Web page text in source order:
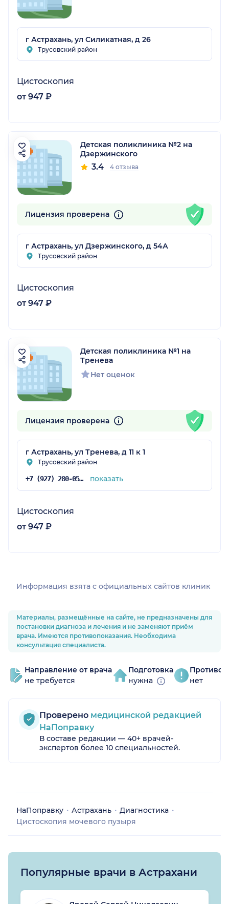
г Астрахань, ул Силикатная, д 26
Трусовский район
Цистоскопия
от 947 ₽
Детская поликлиника №2 на
Дзержинского
3.4 4 отзыва
Лицензия проверена
г Астрахань, ул Дзержинского, д 54А
Трусовский район
Цистоскопия
от 947 ₽
Детская поликлиника №1 на
Тренева
Нет оценок
Лицензия проверена
г Астрахань, ул Тренева, д 11 к 1
Трусовский район
+7 (927) 280-05-30 показать
Цистоскопия
от 947 ₽
Информация взята c официальных сайтов клиник
Материалы, размещённые на сайте, не предназначены для
постановки диагноза и лечения и не заменяют приём
врача. Имеются противопоказания. Необходима
консультация специалиста.
Направление от врача
не требуется
Подготовка
нужна
нет
Проверено медицинской редакцией
НаПоправку
В составе редакции — 40+ врачей-
экспертов более 10 специальностей.
НаПоправку Астрахань
Диагностика
Цистоскопия мочевого пузыря
Популярные врачи в Астрахани